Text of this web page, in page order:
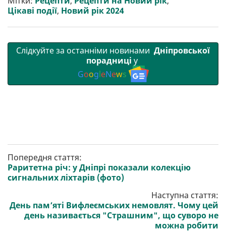
и k m p
Цікаві події, Новий рік 2024
Слідкуйте за останніми новинами Дніпровської
порадниці у
GoogleNews
Попередня стаття:
Раритетна річ: у Дніпрі показали колекцію
сигнальних ліхтарів (фото)
Наступна стаття:
День пам’яті Вифлеємських немовлят. Чому цей
день називається "Страшним", що суворо не
можна робити